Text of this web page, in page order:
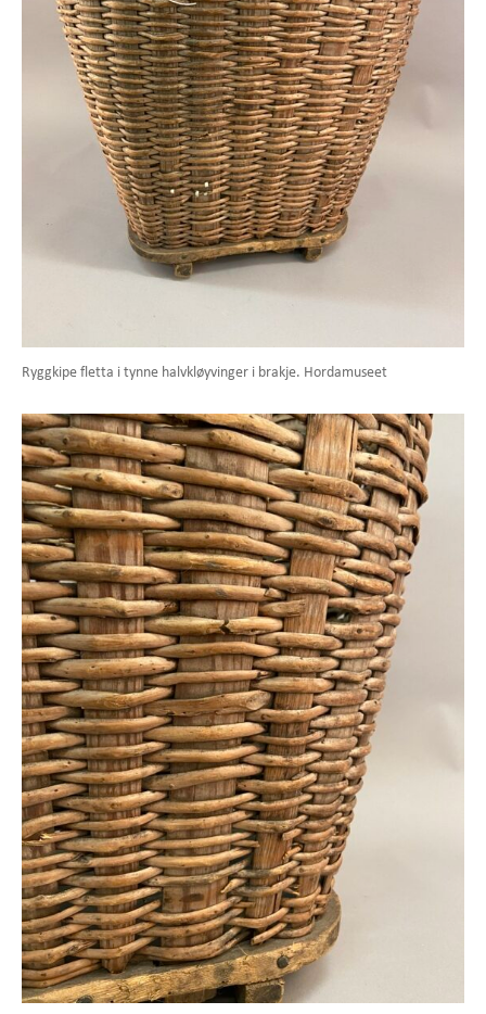
Ryggkipe fletta i tynne halvkløyvinger i brakje. Hordamuseet